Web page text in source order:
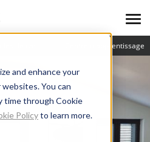
and enhance your
You can
time through Cookie
Policyto learn more.
Centre d'apprentissage